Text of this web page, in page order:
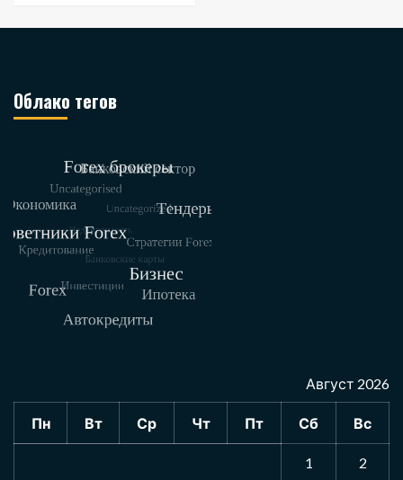
Облако тегов
Август 2026
Пн Вт Ср Чт Пт Сб Вс
1 2